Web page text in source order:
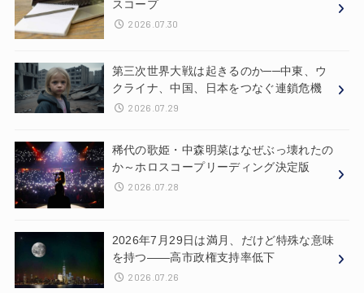
スコープ
2026.07.30
第三次世界大戦は起きるのか──中東、ウ
クライナ、中国、日本をつなぐ連鎖危機
2026.07.29
稀代の歌姫・中森明菜はなぜぶっ壊れたの
か～ホロスコープリーディング決定版
2026.07.28
2026年7月29日は満月、だけど特殊な意味
を持つ——高市政権支持率低下
2026.07.26